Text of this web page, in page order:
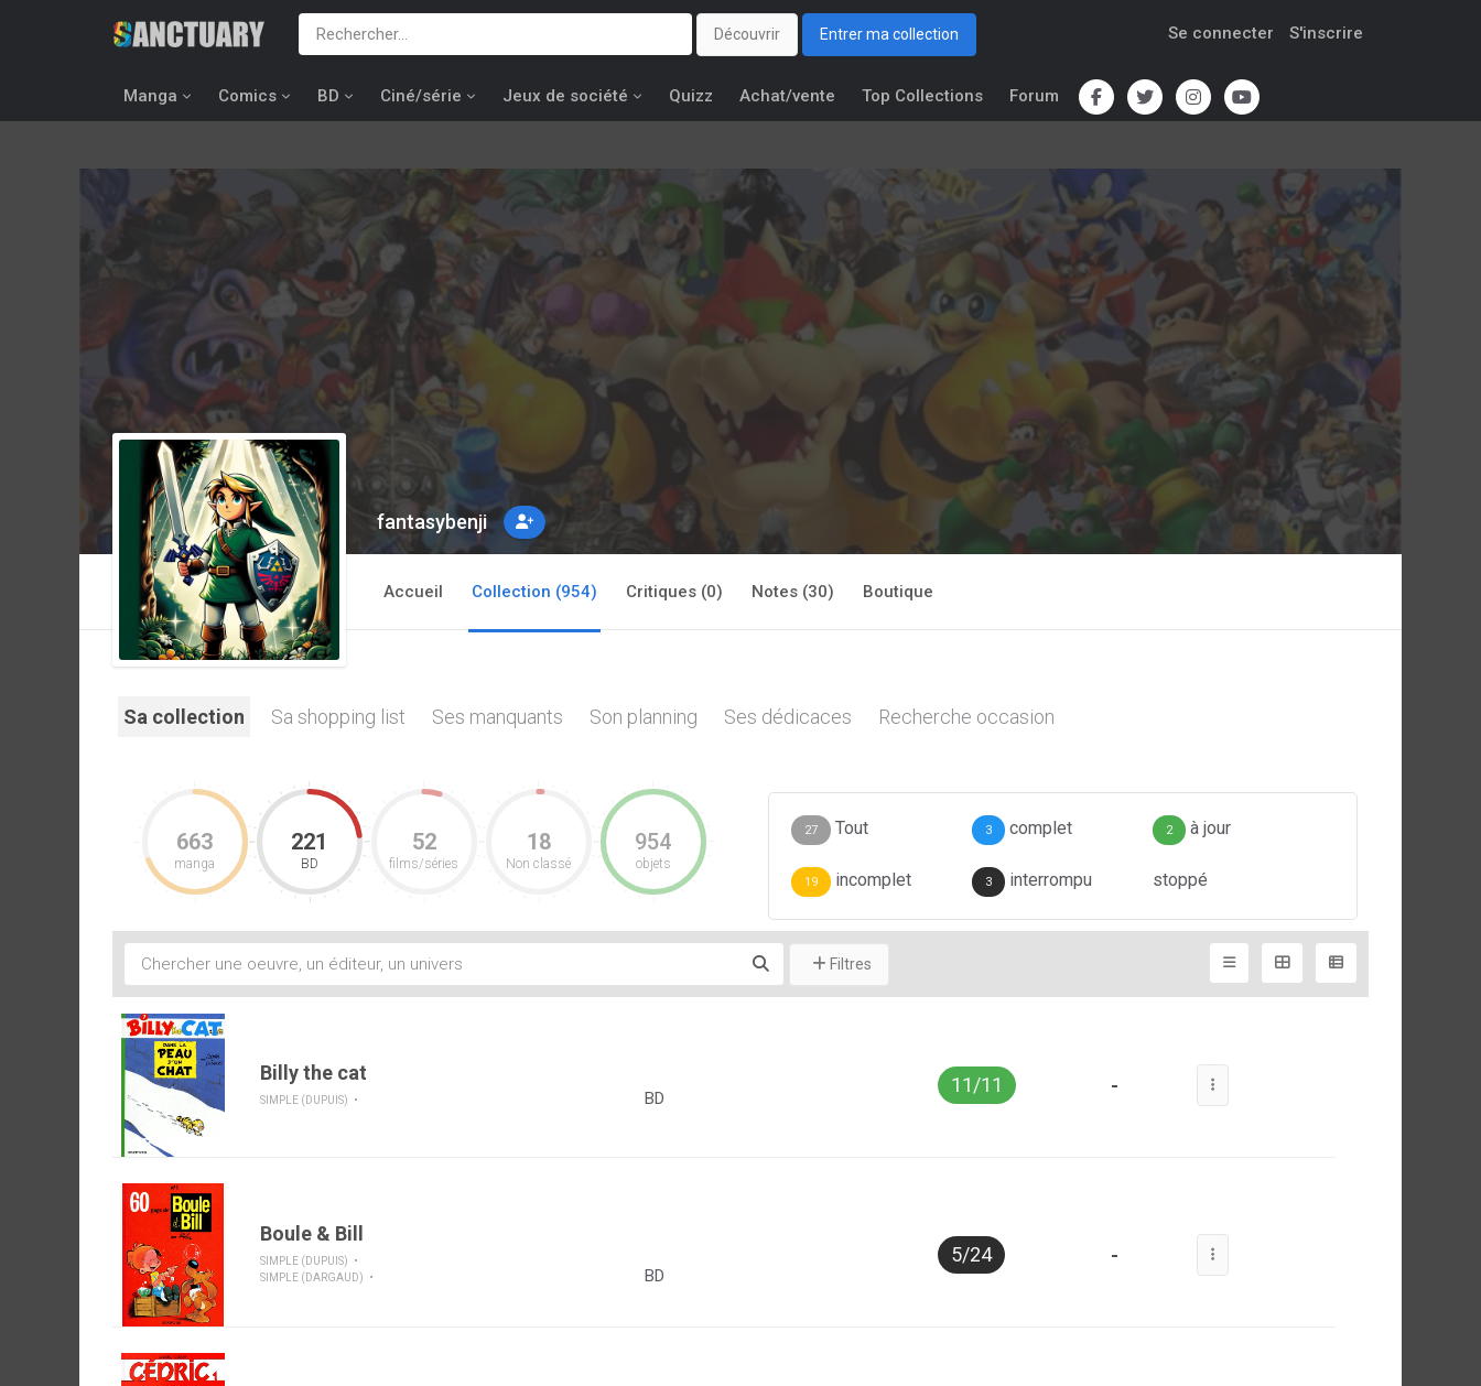
Découvrir Entrer ma collection Se connecter S'inscrire
Manga Comics BD Ciné/série Jeux de société Quizz Achat/vente Top Collections Forum
fantasybenji
Accueil Collection (954) Critiques (0) Notes (30) Boutique
Sa collection Sa shopping list Ses manquants Son planning Ses dédicaces Recherche occasion
663
manga
221
BD
52
films/séries
18
Non classé
954
objets
27 Tout 3 complet 2 à jour
19 incomplet 3 interrompu stoppé
Filtres
Billy the cat
SIMPLE (DUPUIS) BD
11/11 -
Boule & Bill
SIMPLE (DUPUIS)
SIMPLE (DARGAUD)
BD
5/24 -